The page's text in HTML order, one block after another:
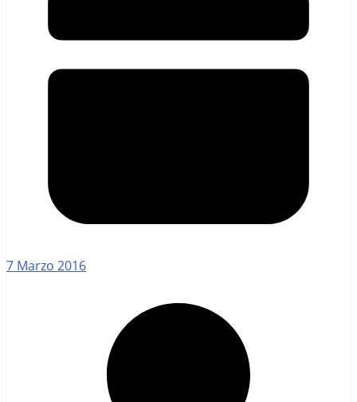
7 Marzo 2016